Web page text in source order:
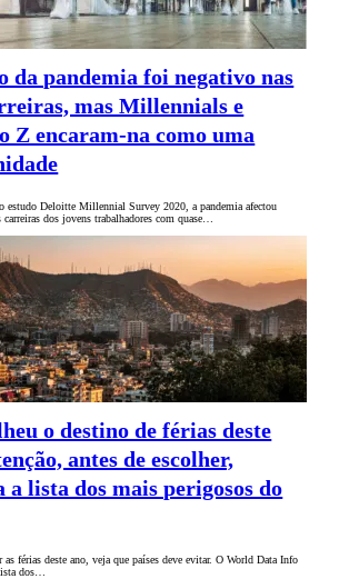
da pandemia foi negativo nas
mas Millennials e
Z encaram-na como uma
estudo Deloitte Millennial Survey 2020, a pandemia afectou
carreiras dos jovens trabalhadores com quase…
o destino de férias deste
antes de escolher,
a lista dos mais perigosos do
as férias deste ano, veja que países deve evitar. O World Data Info
dos…